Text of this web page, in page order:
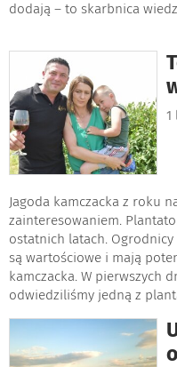
dodają – to skarbnica
1
Jagoda kamczacka z roku
zainteresowaniem.
ostatnich latach.
są wartościowe i mają
kamczacka. W pierwszych
odwiedziliśmy jedną z